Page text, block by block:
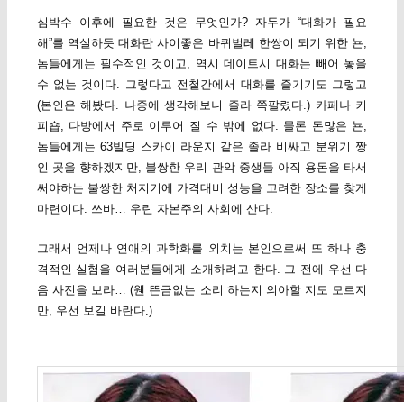
심박수 이후에 필요한 것은 무엇인가? 자두가 “대화가 필요
해”를 역설하듯 대화란 사이좋은 바퀴벌레 한쌍이 되기 위한 뇬,
놈들에게는 필수적인 것이고, 역시 데이트시 대화는 빼어 놓을
수 없는 것이다. 그렇다고 전철간에서 대화를 즐기기도 그렇고
(본인은 해봤다. 나중에 생각해보니 졸라 쪽팔렸다.) 카페나 커
피숍, 다방에서 주로 이루어 질 수 밖에 없다. 물론 돈많은 뇬,
놈들에게는 63빌딩 스카이 라운지 같은 졸라 비싸고 분위기 짱
인 곳을 향하겠지만, 불쌍한 우리 관악 중생들 아직 용돈을 타서
써야하는 불쌍한 처지기에 가격대비 성능을 고려한 장소를 찾게
마련이다. 쓰바… 우린 자본주의 사회에 산다.
그래서 언제나 연애의 과학화를 외치는 본인으로써 또 하나 충
격적인 실험을 여러분들에게 소개하려고 한다. 그 전에 우선 다
음 사진을 보라… (웬 뜬금없는 소리 하는지 의아할 지도 모르지
만, 우선 보길 바란다.)